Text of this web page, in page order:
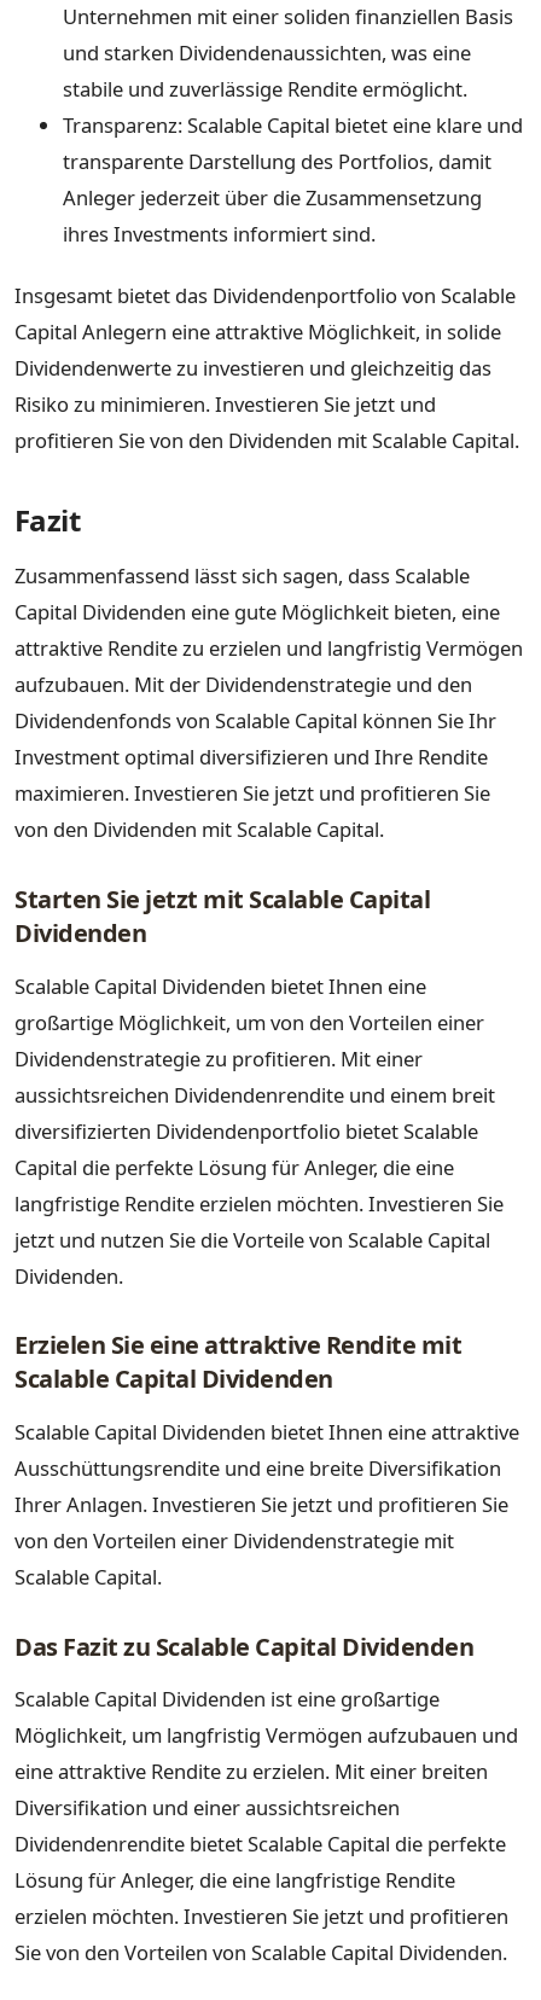
Unternehmen mit einer soliden finanziellen Basis
und starken Dividendenaussichten, was eine
stabile und zuverlässige Rendite ermöglicht.
Transparenz: Scalable Capital bietet eine klare und
transparente Darstellung des Portfolios, damit
Anleger jederzeit über die Zusammensetzung
ihres Investments informiert sind.
Insgesamt bietet das Dividendenportfolio von Scalable
Capital Anlegern eine attraktive Möglichkeit, in solide
Dividendenwerte zu investieren und gleichzeitig das
Risiko zu minimieren. Investieren Sie jetzt und
profitieren Sie von den Dividenden mit Scalable Capital.
Fazit
Zusammenfassend lässt sich sagen, dass Scalable
Capital Dividenden eine gute Möglichkeit bieten, eine
attraktive Rendite zu erzielen und langfristig Vermögen
aufzubauen. Mit der Dividendenstrategie und den
Dividendenfonds von Scalable Capital können Sie Ihr
Investment optimal diversifizieren und Ihre Rendite
maximieren. Investieren Sie jetzt und profitieren Sie
von den Dividenden mit Scalable Capital.
Starten Sie jetzt mit Scalable Capital
Dividenden
Scalable Capital Dividenden bietet Ihnen eine
großartige Möglichkeit, um von den Vorteilen einer
Dividendenstrategie zu profitieren. Mit einer
aussichtsreichen Dividendenrendite und einem breit
diversifizierten Dividendenportfolio bietet Scalable
Capital die perfekte Lösung für Anleger, die eine
langfristige Rendite erzielen möchten. Investieren Sie
jetzt und nutzen Sie die Vorteile von Scalable Capital
Dividenden.
Erzielen Sie eine attraktive Rendite mit
Scalable Capital Dividenden
Scalable Capital Dividenden bietet Ihnen eine attraktive
Ausschüttungsrendite und eine breite Diversifikation
Ihrer Anlagen. Investieren Sie jetzt und profitieren Sie
von den Vorteilen einer Dividendenstrategie mit
Scalable Capital.
Das Fazit zu Scalable Capital Dividenden
Scalable Capital Dividenden ist eine großartige
Möglichkeit, um langfristig Vermögen aufzubauen und
eine attraktive Rendite zu erzielen. Mit einer breiten
Diversifikation und einer aussichtsreichen
Dividendenrendite bietet Scalable Capital die perfekte
Lösung für Anleger, die eine langfristige Rendite
erzielen möchten. Investieren Sie jetzt und profitieren
Sie von den Vorteilen von Scalable Capital Dividenden.